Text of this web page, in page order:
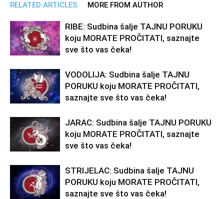
RELATED ARTICLES MORE FROM AUTHOR
RIBE: Sudbina šalje TAJNU PORUKU
koju MORATE PROČITATI, saznajte
sve što vas čeka!
VODOLIJA: Sudbina šalje TAJNU
PORUKU koju MORATE PROČITATI,
saznajte sve što vas čeka!
JARAC: Sudbina šalje TAJNU PORUKU
koju MORATE PROČITATI, saznajte
sve što vas čeka!
STRIJELAC: Sudbina šalje TAJNU
PORUKU koju MORATE PROČITATI,
saznajte sve što vas čeka!